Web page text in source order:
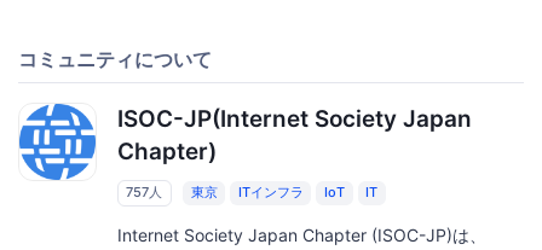
コミュニティについて
ISOC-JP(Internet Society Japan
Chapter)
757人 東京 ITインフラ IoT IT
Internet Society Japan Chapter (ISOC-JP)は、